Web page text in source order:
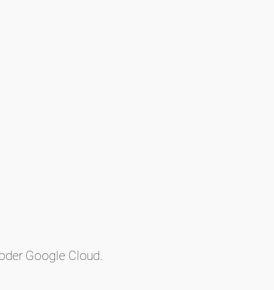
Google Cloud.